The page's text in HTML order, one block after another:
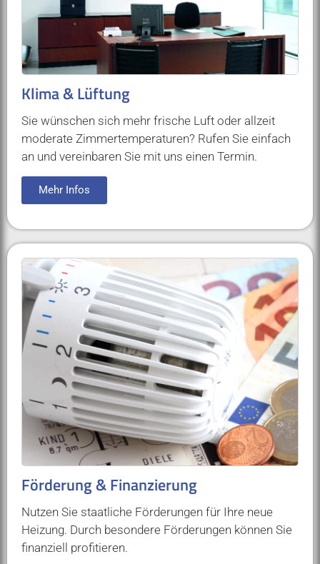
Klima & Lüftung
Sie wünschen sich mehr frische Luft oder allzeit
moderate Zimmertemperaturen? Rufen Sie einfach
an und vereinbaren Sie mit uns einen Termin.
Mehr Infos
Förderung & Finanzierung
Nutzen Sie staatliche Förderungen für Ihre neue
Heizung. Durch besondere Förderungen können Sie
finanziell profitieren.